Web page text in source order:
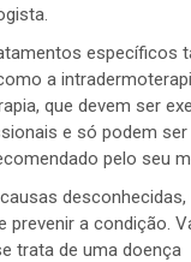
específicos
a
que devem ser
e só podem ser
pelo seu
desconhecidas,
prevenir a condição.
trata de uma doença